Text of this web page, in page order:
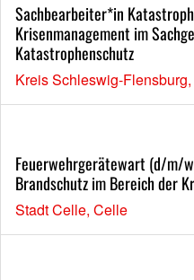
Sachbearbeiter*in
Krisenmanagement im
Katastrophenschutz
Kreis Schleswig-
Feuerwehrgerätewart (d/m/
Brandschutz im Bereich der
Stadt Celle, Celle